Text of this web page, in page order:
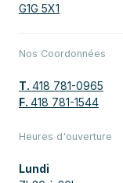
G1G 5X1
Nos Coordonnées
T. 418 781-0965
F. 418 781-1544
Heures d'ouverture
Lundi